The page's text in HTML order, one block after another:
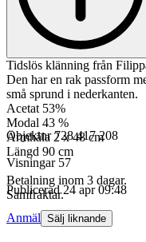
Tidslös klänning från
Den har en rak passform
små sprund i nederkanten.
Acetat 53%
Modal 43 %
Ärmhåla 2 x 48 cm
Längd 90 cm
Betalning inom 3 dagar.
Samfraktar.
Objektnr 728 417 208
Visningar 57
Publicerad 24 apr 09:48
Anmäl Sälj liknande